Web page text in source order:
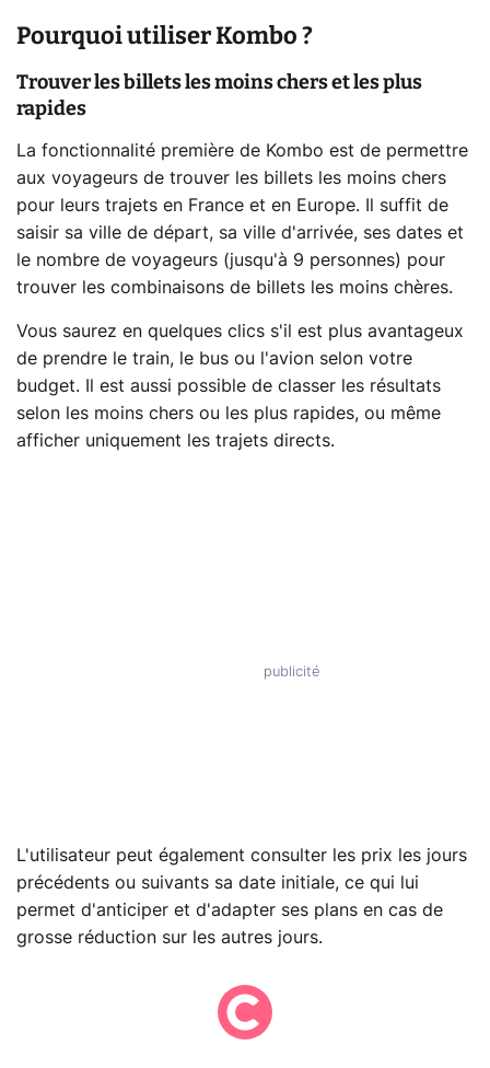
Pourquoi utiliser Kombo ?
Trouver les billets les moins chers et les plus
rapides
La fonctionnalité première de Kombo est de permettre
aux voyageurs de trouver les billets les moins chers
pour leurs trajets en France et en Europe. Il suffit de
saisir sa ville de départ, sa ville d'arrivée, ses dates et
le nombre de voyageurs (jusqu'à 9 personnes) pour
trouver les combinaisons de billets les moins chères.
Vous saurez en quelques clics s'il est plus avantageux
de prendre le train, le bus ou l'avion selon votre
budget. Il est aussi possible de classer les résultats
selon les moins chers ou les plus rapides, ou même
afficher uniquement les trajets directs.
L'utilisateur peut également consulter les prix les jours
précédents ou suivants sa date initiale, ce qui lui
permet d'anticiper et d'adapter ses plans en cas de
grosse réduction sur les autres jours.